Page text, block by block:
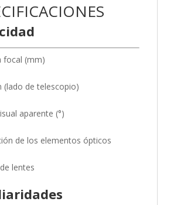
focal (mm)
(lado de telescopio)
aparente (°)
de los elementos ópticos
lentes